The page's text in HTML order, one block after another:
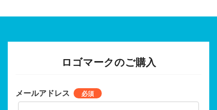
ロゴマークのご購入
メールアドレス